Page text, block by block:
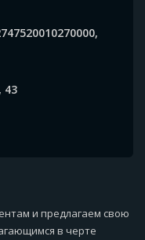
43
и предлагаем свою
в черте